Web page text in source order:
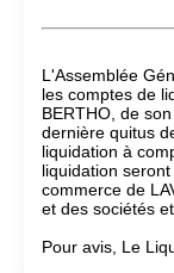
L'Assemblée
les comptes de
BERTHO, de
dernière quitus
liquidation à
liquidation
commerce de
et des sociétés
Pour avis, Le